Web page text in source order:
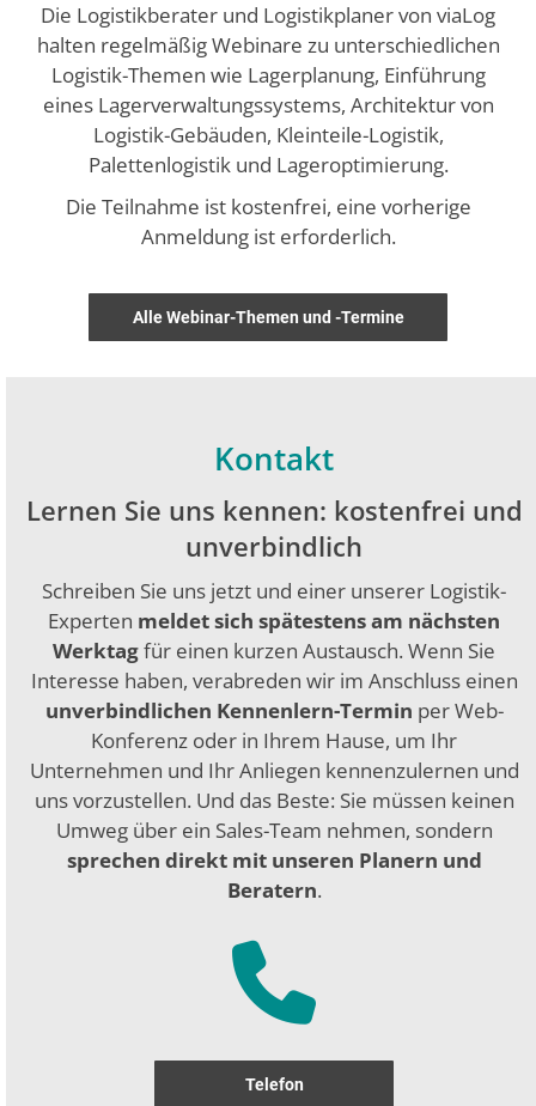
Die Logistikberater und Logistikplaner von viaLog
halten regelmäßig Webinare zu unterschiedlichen
Logistik-Themen wie Lagerplanung, Einführung
eines Lagerverwaltungssystems, Architektur von
Logistik-Gebäuden, Kleinteile-Logistik,
Palettenlogistik und Lageroptimierung.
Die Teilnahme ist kostenfrei, eine vorherige
Anmeldung ist erforderlich.
Alle Webinar-Themen und -Termine
Kontakt
Lernen Sie uns kennen: kostenfrei und
unverbindlich
Schreiben Sie uns jetzt und einer unserer Logistik-
Experten meldet sich spätestens am nächsten
Werktagfür einen kurzen Austausch. Wenn Sie
Interesse haben, verabreden wir im Anschluss einen
unverbindlichen Kennenlern-Termin per Web-
Konferenz oder in Ihrem Hause, um Ihr
Unternehmen und Ihr Anliegen kennenzulernen und
uns vorzustellen. Und das Beste: Sie müssen keinen
Umweg über ein Sales-Team nehmen, sondern
sprechen direkt mit unseren Planern und
Beratern.
Telefon